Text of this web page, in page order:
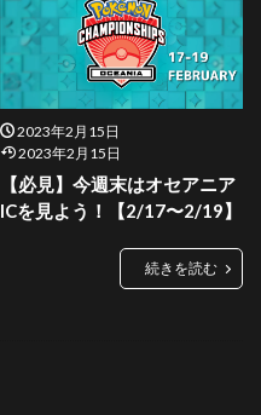
2023年2月15日
2023年2月15日
【必見】今週末はオセアニア
ICを見よう！【2/17〜2/19】
続きを読む